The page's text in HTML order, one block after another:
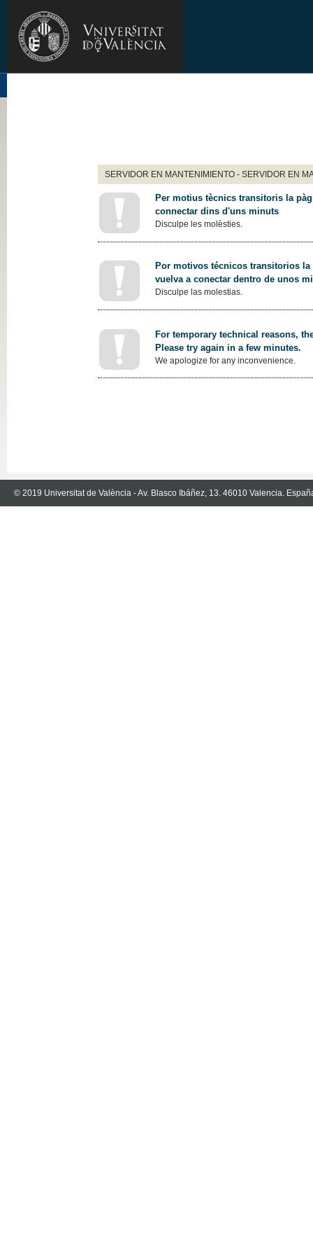
SERVIDOR EN MANTENIMIENTO - SERVIDOR EN
Per motius tècnics transitoris la
connectar dins d'uns minuts
Disculpe les molèsties.
Por motivos técnicos transitorios
vuelva a conectar dentro de unos
Disculpe las molestias.
For temporary technical reasons,
Please try again in a few minutes.
We apologize for any inconvenience.
© 2019 Universitat de València - Av. Blasco Ibáñez, 13. 46010 Valencia.